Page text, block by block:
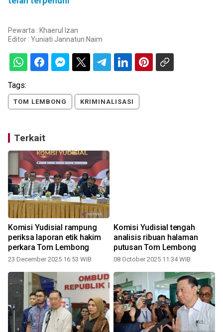
Pewarta : Khaerul Izan
Editor : Yuniati Jannatun Naim
Tags:
TOM LEMBONG KRIMINALISASI
Terkait
Komisi Yudisial rampung
periksa laporan etik hakim
perkara Tom Lembong
23 December 2025 16:53 WIB
Komisi Yudisial tengah
analisis ribuan halaman
putusan Tom Lembong
08 October 2025 11:34 WIB